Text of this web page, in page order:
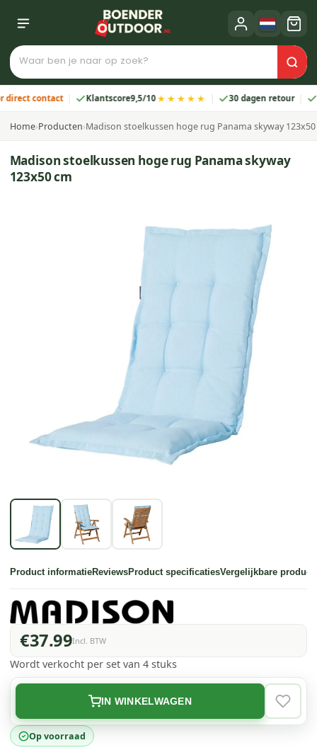
contact Klantscore9,5/10★★★★★ 30 dagen retour 2
Home›Producten›Madison stoelkussen hoge rug Panama skyway
Madison stoelkussen hoge rug Panama skyway
123x50 cm
Product informatieReviewsProduct specificatiesVergelijkbare
€37.99Incl. BTW
Op voorraad
Wordt verkocht per set van 4 stuks
IN WINKELWAGEN